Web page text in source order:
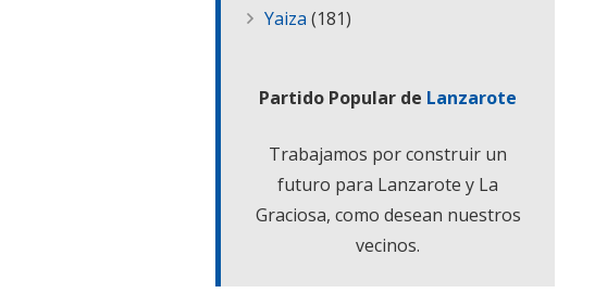
Yaiza (181)
Partido Popular de Lanzarote
Trabajamos por construir un
futuro para Lanzarote y La
Graciosa, como desean nuestros
vecinos.